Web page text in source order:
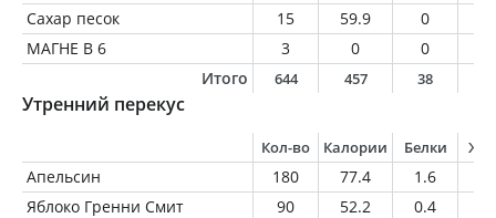
Сахар песок
15 59.9 0
МАГНЕ В 6
3 0 0
Итого
644 457 38
Утренний перекус
Кол-во Калории Белки
Апельсин 180 77.4 1.6
Яблоко Гренни Смит
90 52.2 0.4